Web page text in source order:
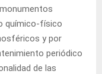
químico-físico
y por
periódico
de las